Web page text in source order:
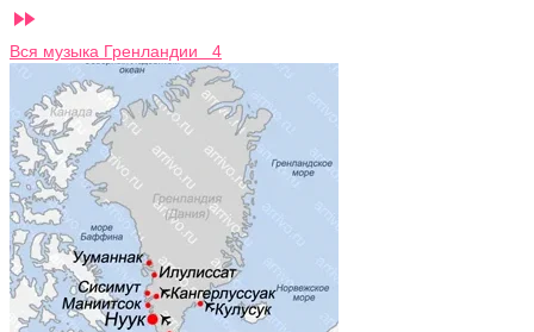

Вся музыка Гренландии 4